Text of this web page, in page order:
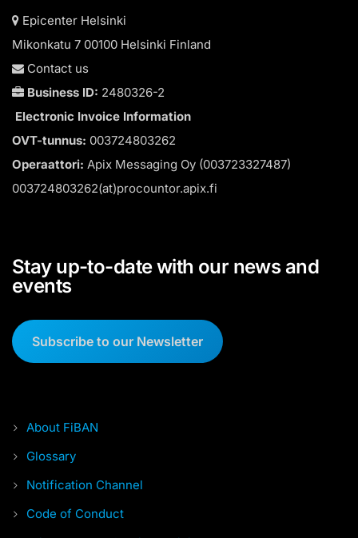
Epicenter Helsinki
Mikonkatu 7 00100 Helsinki Finland
Contact us
Business ID: 2480326-2
Electronic Invoice Information
OVT-tunnus: 003724803262
Operaattori: Apix Messaging Oy (003723327487)
003724803262(at)procountor.apix.fi
Stay up-to-date with our news and
events
Subscribe to our Newsletter
About FiBAN
Glossary
Notification Channel
Code of Conduct